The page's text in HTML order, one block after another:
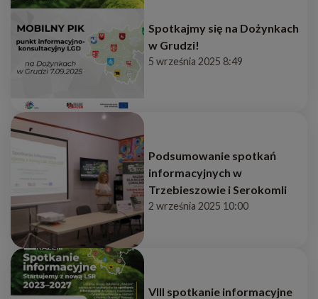
Spotkajmy się na Dożynkach
w Grudzi!
5 września 2025 8:49
Podsumowanie spotkań
informacyjnych w
Trzebieszowie i Serokomli
2 września 2025 10:00
VIII spotkanie informacyjne